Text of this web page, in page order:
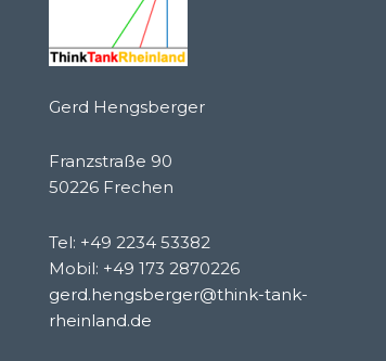
Gerd Hengsberger
Franzstraße 90
50226 Frechen
Tel: +49 2234 53382
Mobil: +49 173 2870226
gerd.hengsberger@think-tank-
rheinland.de